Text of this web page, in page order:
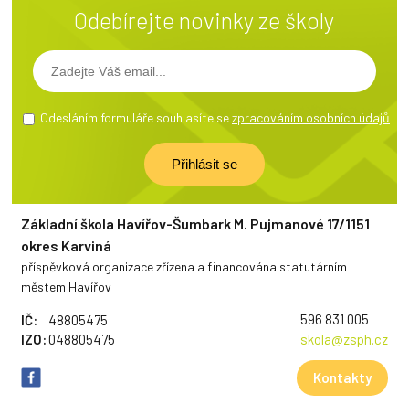
Odebírejte novinky ze školy
Odesláním formuláře souhlasíte sezpracováním osobních údajů
Základní škola Havířov-Šumbark M. Pujmanové 17/1151
okres Karviná
příspěvková organizace zřízena a financována statutárním
městem Havířov
IČ:
48805475
IZO:048805475
596 831 005
skola@zsph.cz
Kontakty